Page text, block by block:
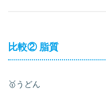
比較② 脂質
🥇うどん